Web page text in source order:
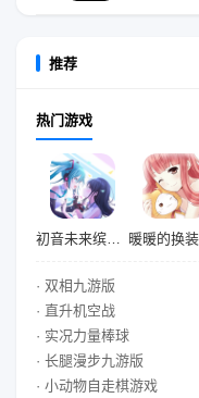
推荐
热门游戏
初音未来缤纷舞台
· 双相九游版
· 直升机空战
· 实况力量棒球
· 长腿漫步九游版
· 小动物自走棋游戏